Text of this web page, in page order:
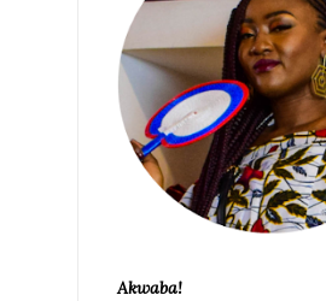
Akwaba!